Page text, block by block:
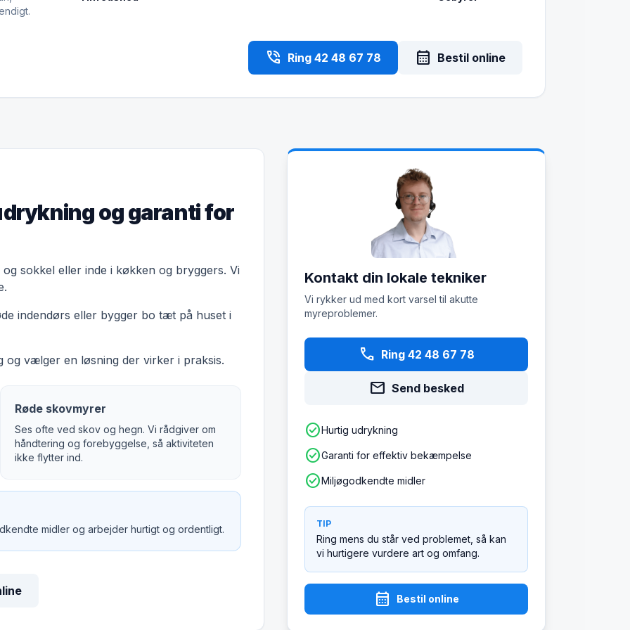
phone_in_talk Ring 42 48 67 78 calendar_month Bestil online
og garanti for
sokkel eller inde i køkken og bryggers. Vi
indendørs eller bygger bo tæt på huset i
og vælger en løsning der virker i praksis.
Røde skovmyrer
Ses ofte ved skov og hegn. Vi rådgiver om
håndtering og forebyggelse, så aktiviteten
ikke flytter ind.
midler og arbejder hurtigt og ordentligt.
Kontakt din lokale tekniker
Vi rykker ud med kort varsel til akutte
myreproblemer.
phone Ring 42 48 67 78
mail Send besked
check_circleHurtig udrykning
check_circleGaranti for effektiv bekæmpelse
check_circleMiljøgodkendte midler
TIP
Ring mens du står ved problemet, så kan
vi hurtigere vurdere art og omfang.
calendar_month Bestil online